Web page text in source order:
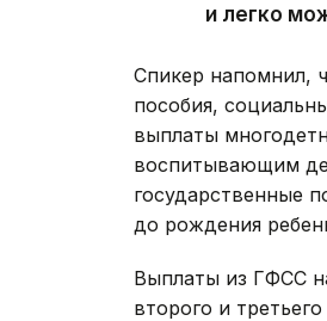
и легко
Спикер напомнил,
пособия,
выплаты
воспитывающим
государственные
до рождения
Выплаты из ГФСС
второго и